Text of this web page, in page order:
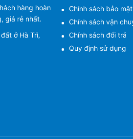
hàng hoàn
giá rẻ nhất.
ở Hà Trì,
Chính sách bảo mật
Chính sách vận
Chính sách đổi trả
Quy định sử dụng